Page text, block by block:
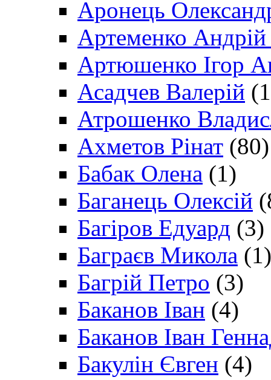
Аронець
Артеменко Андрій
Артюшенко Ігор
Асадчев Валерій
Атрошенко
Ахметов Рінат (80)
Бабак Олена (1)
Баганець Олексій
Багіров Едуард (3)
Баграєв Микола (1)
Багрій Петро (3)
Баканов Іван (4)
Баканов Іван
Бакулін Євген (4)